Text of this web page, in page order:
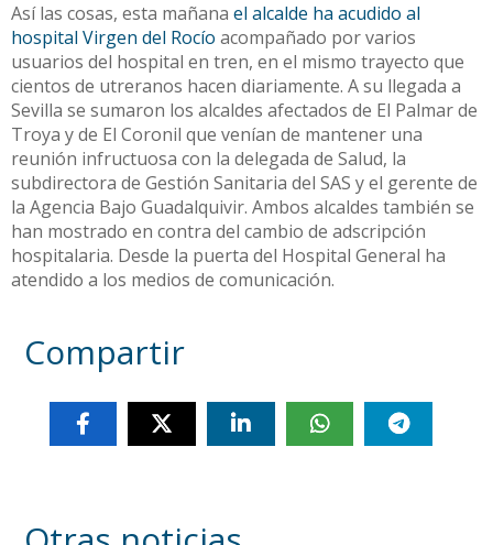
Así las cosas, esta mañana el alcalde ha acudido al
hospital Virgen del Rocío acompañado por varios
usuarios del hospital en tren, en el mismo trayecto que
cientos de utreranos hacen diariamente. A su llegada a
Sevilla se sumaron los alcaldes afectados de El Palmar de
Troya y de El Coronil que venían de mantener una
reunión infructuosa con la delegada de Salud, la
subdirectora de Gestión Sanitaria del SAS y el gerente de
la Agencia Bajo Guadalquivir. Ambos alcaldes también se
han mostrado en contra del cambio de adscripción
hospitalaria. Desde la puerta del Hospital General ha
atendido a los medios de comunicación.
Compartir